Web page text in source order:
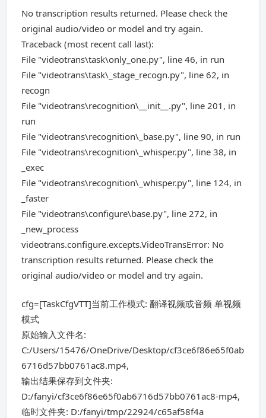
No transcription results returned. Please check the
original audio/video or model and try again.
Traceback (most recent call last):
File "videotrans\task\only_one.py", line 46, in run
File "videotrans\task\_stage_recogn.py", line 62, in
recogn
File "videotrans\recognition\__init__.py", line 201, in
run
File "videotrans\recognition\_base.py", line 90, in run
File "videotrans\recognition\_whisper.py", line 38, in
_exec
File "videotrans\recognition\_whisper.py", line 124, in
_faster
File "videotrans\configure\base.py", line 272, in
_new_process
videotrans.configure.excepts.VideoTransError: No
transcription results returned. Please check the
original audio/video or model and try again.
cfg=[TaskCfgVTT]当前工作模式: 翻译视频或音频 单视频
模式
原始输入文件名:
C:/Users/15476/OneDrive/Desktop/cf3ce6f86e65f0ab
6716d57bb0761ac8.mp4,
输出结果保存到文件夹:
D:/fanyi/cf3ce6f86e65f0ab6716d57bb0761ac8-mp4,
临时文件夹: D:/fanyi/tmp/22924/c65af58f4a